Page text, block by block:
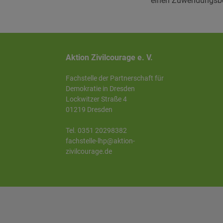
Aktion Zivilcourage e. V.
Fachstelle der Partnerschaft für
Demokratie in Dresden
Lockwitzer Straße 4
01219 Dresden
Tel. 0351 20298382
fachstelle-lhp@aktion-
zivilcourage.de